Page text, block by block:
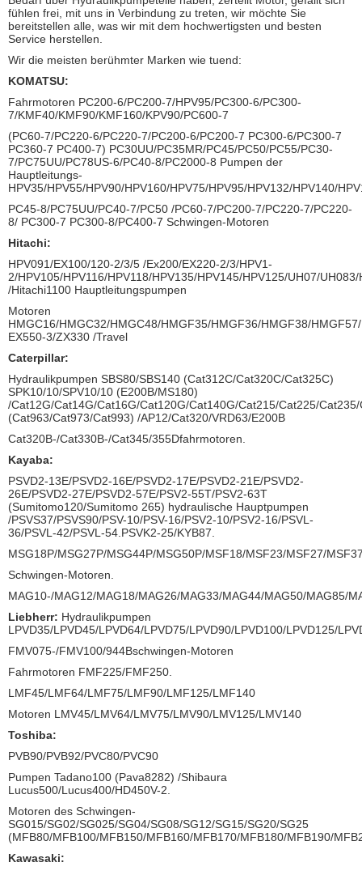
fühlen frei, mit uns in Verbindung zu treten, wir möchte Sie
bereitstellen alle, was wir mit dem hochwertigsten und besten
Service herstellen.
Wir die meisten berühmter Marken wie tuend:
KOMATSU:
Fahrmotoren PC200-6/PC200-7/HPV95/PC300-6/PC300-
7/KMF40/KMF90/KMF160/KPV90/PC600-7
(PC60-7/PC220-6/PC220-7/PC200-6/PC200-7 PC300-6/PC300-7
PC360-7 PC400-7) PC30UU/PC35MR/PC45/PC50/PC55/PC30-
7/PC75UU/PC78US-6/PC40-8/PC2000-8 Pumpen der
Hauptleitungs-
HPV35/HPV55/HPV90/HPV160/HPV75/HPV95/HPV132/HPV140/
PC45-8/PC75UU/PC40-7/PC50 /PC60-7/PC200-7/PC220-7/PC220-
8/ PC300-7 PC300-8/PC400-7 Schwingen-Motoren
Hitachi:
HPV091/EX100/120-2/3/5 /Ex200/EX220-2/3/HPV1-
2/HPV105/HPV116/HPV118/HPV135/HPV145/HPV125/UH07/
/Hitachi1100 Hauptleitungspumpen
Motoren
HMGC16/HMGC32/HMGC48/HMGF35/HMGF36/HMGF38/
EX550-3/ZX330 /Travel
Caterpillar:
Hydraulikpumpen SBS80/SBS140 (Cat312C/Cat320C/Cat325C)
SPK10/10/SPV10/10 (E200B/MS180)
/Cat12G/Cat14G/Cat16G/Cat120G/Cat140G/Cat215/Cat225/
(Cat963/Cat973/Cat993) /AP12/Cat320/VRD63/E200B
Cat320B-/Cat330B-/Cat345/355Dfahrmotoren.
Kayaba:
PSVD2-13E/PSVD2-16E/PSVD2-17E/PSVD2-21E/PSVD2-
26E/PSVD2-27E/PSVD2-57E/PSV2-55T/PSV2-63T
(Sumitomo120/Sumitomo 265) hydraulische Hauptpumpen
/PSVS37/PSVS90/PSV-10/PSV-16/PSV2-10/PSV2-16/PSVL-
36/PSVL-42/PSVL-54.PSVK2-25/KYB87.
MSG18P/MSG27P/MSG44P/MSG50P/MSF18/MSF23/MSF27/
Schwingen-Motoren.
MAG10-/MAG12/MAG18/MAG26/MAG33/MAG44/MAG50/MAG85/
Liebherr: Hydraulikpumpen
LPVD35/LPVD45/LPVD64/LPVD75/LPVD90/LPVD100/LPVD125/
FMV075-/FMV100/944Bschwingen-Motoren
Fahrmotoren FMF225/FMF250.
LMF45/LMF64/LMF75/LMF90/LMF125/LMF140
Motoren LMV45/LMV64/LMV75/LMV90/LMV125/LMV140
Toshiba:
PVB90/PVB92/PVC80/PVC90
Pumpen Tadano100 (Pava8282) /Shibaura
Lucus500/Lucus400/HD450V-2.
Motoren des Schwingen-
SG015/SG02/SG025/SG04/SG08/SG12/SG15/SG20/SG25
(MFB80/MFB100/MFB150/MFB160/MFB170/MFB180/MFB190/
Kawasaki: